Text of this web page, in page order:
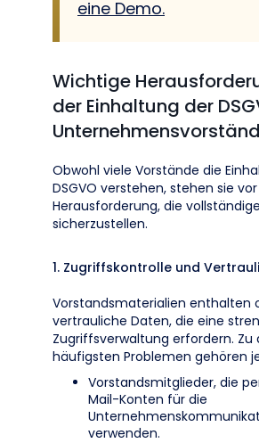
eine Demo.
Wichtige
der Einhaltung der
Obwohl viele Vorstände die
DSGVO verstehen, stehen sie
Herausforderung, die
sicherzustellen.
1. Zugriffskontrolle und
Vorstandsmaterialien enthalten
vertrauliche Daten, die eine
Zugriffsverwaltung erfordern. Zu
häufigsten Problemen gehören
Vorstandsmitglieder, die
Mail-Konten für die
verwenden.